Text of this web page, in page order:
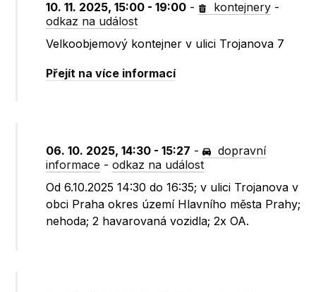
10. 11. 2025, 15:00 - 19:00 - kontejnery -
odkaz na událost
Velkoobjemový kontejner v ulici Trojanova 7
Přejít na více informací
06. 10. 2025, 14:30 - 15:27 -
dopravní
informace -odkaz na událost
Od 6.10.2025 14:30 do 16:35; v ulici Trojanova v
obci Praha okres území Hlavního města Prahy;
nehoda; 2 havarovaná vozidla; 2x OA.